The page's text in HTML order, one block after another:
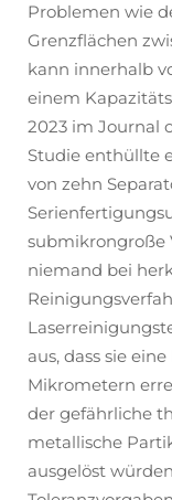
Problemen wie
Grenzflächen
kann innerhalb
einem
2023 im Journal
Studie enthüllte
von zehn
submikrongroße
niemand bei
aus, dass sie
Mikrometern
der gefährliche
metallische
ausgelöst